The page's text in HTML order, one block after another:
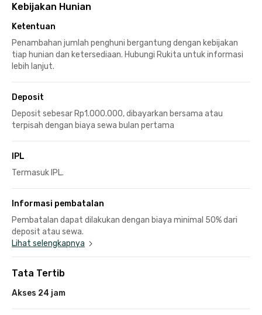
Kebijakan Hunian
Ketentuan
Penambahan jumlah penghuni bergantung dengan kebijakan
tiap hunian dan ketersediaan. Hubungi Rukita untuk informasi
lebih lanjut.
Deposit
Deposit sebesar Rp1.000.000, dibayarkan bersama atau
terpisah dengan biaya sewa bulan pertama
IPL
Termasuk IPL.
Informasi pembatalan
Pembatalan dapat dilakukan dengan biaya minimal 50% dari
deposit atau sewa.
Lihat selengkapnya
Tata Tertib
Akses 24 jam